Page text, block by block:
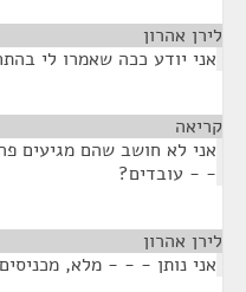
לירן אהרון
אני יודע ככה שאמרו לי
קריאה
אני לא חושב שהם מגיעים
- - עובדים?
לירן אהרון
אני נותן - - - מלא,